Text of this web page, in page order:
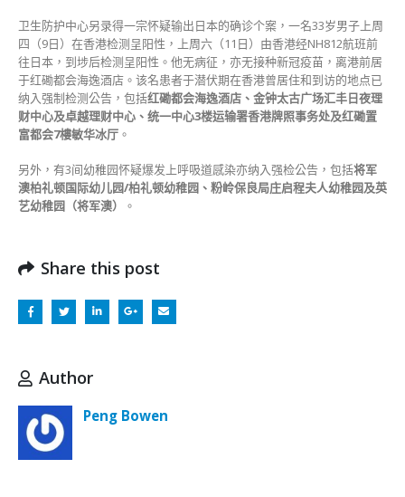
卫生防护中心另录得一宗怀疑输出日本的确诊个案，一名33岁男子上周
四（9日）在香港检测呈阳性，上周六（11日）由香港经NH812航班前
往日本，到埗后检测呈阳性。他无病征，亦无接种新冠疫苗，离港前居
于红磡都会海逸酒店。该名患者于潜伏期在香港曾居住和到访的地点已
纳入强制检测公告，包括红磡都会海逸酒店、金钟太古广场汇丰日夜理
财中心及卓越理财中心、统一中心3楼运输署香港牌照事务处及红磡置
富都会7樓敏华冰厅 。
另外，有3间幼稚园怀疑爆发上呼吸道感染亦纳入强检公告，包括将军
澳柏礼顿国际幼儿园/柏礼顿幼稚园、粉岭保良局庄启程夫人幼稚园及英
艺幼稚园（将军澳）
。
Share this post
Author
Peng Bowen